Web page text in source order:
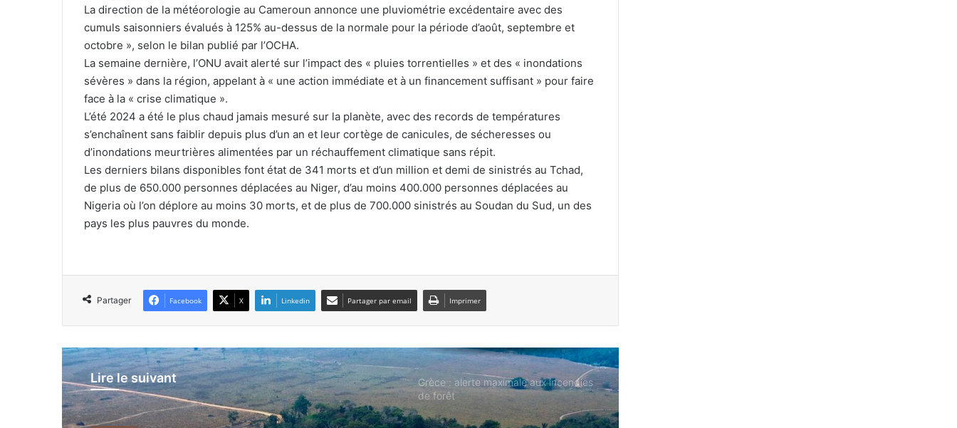
La direction de la météorologie au Cameroun annonce une pluviométrie excédentaire avec des
cumuls saisonniers évalués à 125% au-dessus de la normale pour la période d’août, septembre et
octobre », selon le bilan publié par l’OCHA.
La semaine dernière, l’ONU avait alerté sur l’impact des « pluies torrentielles » et des « inondations
sévères » dans la région, appelant à « une action immédiate et à un financement suffisant » pour faire
face à la « crise climatique ».
L’été 2024 a été le plus chaud jamais mesuré sur la planète, avec des records de températures
s’enchaînent sans faiblir depuis plus d’un an et leur cortège de canicules, de sécheresses ou
d’inondations meurtrières alimentées par un réchauffement climatique sans répit.
Les derniers bilans disponibles font état de 341 morts et d’un million et demi de sinistrés au Tchad,
de plus de 650.000 personnes déplacées au Niger, d’au moins 400.000 personnes déplacées au
Nigeria où l’on déplore au moins 30 morts, et de plus de 700.000 sinistrés au Soudan du Sud, un des
pays les plus pauvres du monde.
Partager Facebook X Linkedin Partager par email Imprimer
Lire le suivant
la campagne centrale de Quneitra
Des feux de forêt dévastateurs
ravagent le nord-ouest américain
Grèce : un incendie de forêt force
l’évacuation des habitants de l’île de
Céphalonie
Corée du Sud : 14 décès suite à une
forte vague de chaleur
milliers de migrants illégaux à Ceuta,
selon la Garde civile
Brésil : la déforestation au plus bas sur
un an en Amazonie